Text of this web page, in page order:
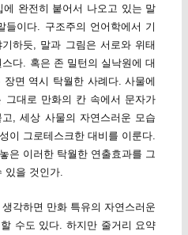
완전히 붙어서 나오고 있는 말
들이다. 구조주의 언어학에서 기
하듯, 말과 그림은 서로와 위태
다. 혹은 존 밀턴의 실낙원에 대
면 역시 탁월한 사례다. 사물에
그대로 만화의 칸 속에서 문자가
, 세상 사물의 자연스러운 모습
이 그로테스크한 대비를 이룬다.
은 이러한 탁월한 연출효과를 그
있을 것인가.
각하면 만화 특유의 자연스러운
수도 있다. 하지만 줄거리 요약